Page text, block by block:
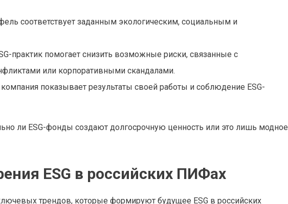
соответствует заданным экологическим, социальным и
практик помогает снизить возможные риски, связанные с
или корпоративными скандалами.
показывает результаты своей работы и соблюдение ESG-
ли ESG-фонды создают долгосрочную ценность или это лишь модное
ESG в российских ПИФах
трендов, которые формируют будущее ESG в российских